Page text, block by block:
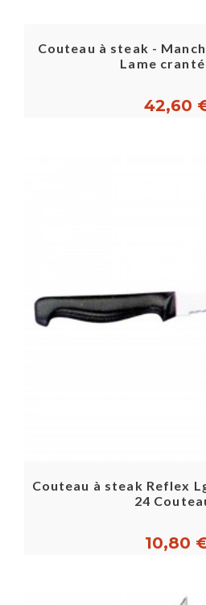
Couteau à steak -
Lame
42,60
Couteau à steak Reflex
24
10,80